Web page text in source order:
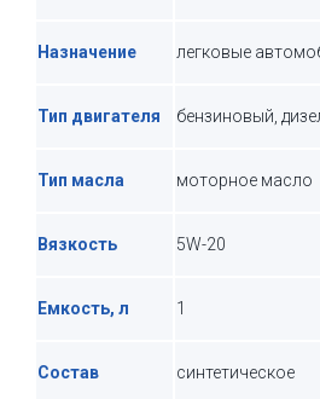
Назначение легковые
Тип двигателя бензиновый,
Тип масла моторное масло
Вязкость 5W-20
Емкость, л 1
Состав синтетическое